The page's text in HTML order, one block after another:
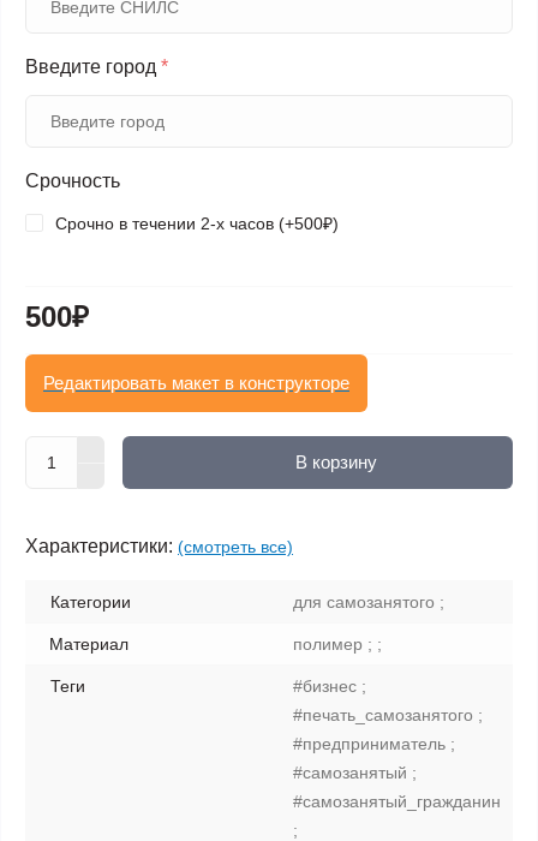
Введите город *
Срочность
Срочно в течении 2-х часов (+500₽)
500₽
Редактировать макет в конструкторе
В корзину
Характеристики: (смотреть все)
Категории для самозанятого ;
Материал полимер ; ;
Теги
#бизнес ;
#печать_самозанятого ;
#предприниматель ;
#самозанятый ;
#самозанятый_гражданин
;